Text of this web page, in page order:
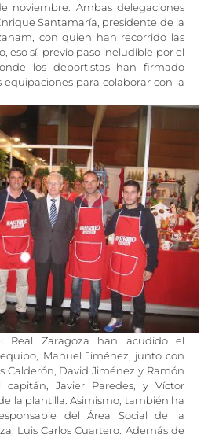
noviembre. Ambas delegaciones
Santamaría, presidente de la
con quien han recorrido las
eso sí, previo paso ineludible por el
los deportistas han firmado
para colaborar con la
Real Zaragoza han acudido el
Manuel Jiménez, junto con
Calderón, David Jiménez y Ramón
capitán, Javier Paredes, y Víctor
la plantilla. Asimismo, también ha
del Área Social de la
Luis Carlos Cuartero. Además de